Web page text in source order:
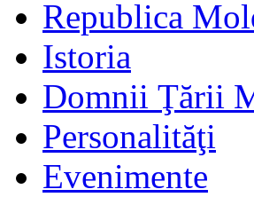
Republica
Istoria
Domnii Ţării
Personalităţi
Evenimente